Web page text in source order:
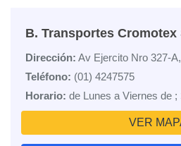
B. Transportes Cromotex
Dirección: Av Ejercito Nro 327-
Teléfono: (01) 4247575
Horario: de Lunes a Viernes de ;
VER